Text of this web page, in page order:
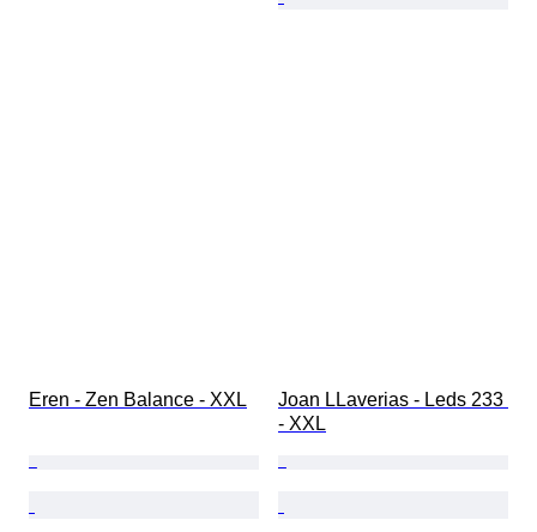
Eren - Zen Balance - XXL
Joan LLaverias - Leds 233
- XXL